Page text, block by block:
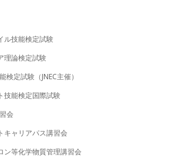
ル技能検定試験
理論検定試験
検定試験（JNEC主催）
技能検定国際試験
会
キャリアパス講習会
ン等化学物質管理講習会